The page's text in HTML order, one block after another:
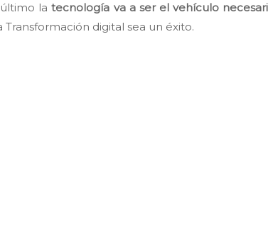
último latecnología va a ser el vehículo
digital sea un éxito.